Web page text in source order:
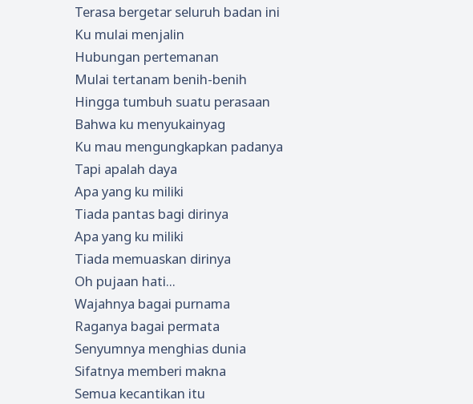
Terasa bergetar seluruh badan ini
Ku mulai menjalin
Hubungan pertemanan
Mulai tertanam benih-benih
Hingga tumbuh suatu perasaan
Bahwa ku menyukainyag
Ku mau mengungkapkan padanya
Tapi apalah daya
Apa yang ku miliki
Tiada pantas bagi dirinya
Apa yang ku miliki
Tiada memuaskan dirinya
Oh pujaan hati...
Wajahnya bagai purnama
Raganya bagai permata
Senyumnya menghias dunia
Sifatnya memberi makna
Semua kecantikan itu